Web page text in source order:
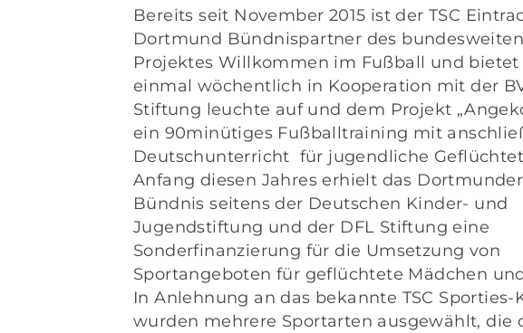
Bereits seit November 2015 ist der TSC
Dortmund Bündnispartner des bundesweiten
ProjektesWillkommen im Fußball und bietet
einmal wöchentlich in Kooperation mit der
Stiftung leuchte auf und dem Projekt
ein 90minütiges Fußballtraining mit
Deutschunterricht für jugendliche
Anfang diesen Jahres erhielt das Dortmunder
Bündnis seitens der Deutschen Kinder- und
Jugendstiftung und der DFL Stiftung eine
Sonderfinanzierung für die Umsetzung von
Sportangeboten für geflüchtete Mädchen
In Anlehnung an das bekannte TSC Sporties-
wurden mehrere Sportarten ausgewählt, die